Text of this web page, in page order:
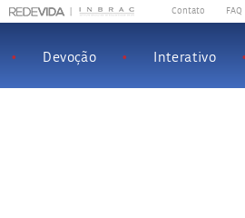
Contato FAQ
• Devoção • Interativo •